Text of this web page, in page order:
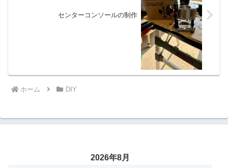
センターコンソールの制作
ホーム DIY
2026年8月